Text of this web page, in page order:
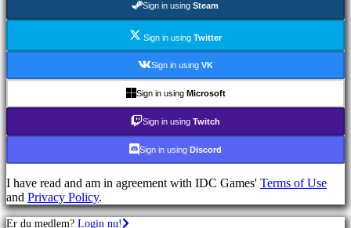
Sportsspil
Racing
Casual
Indie
Simulation
Puzzle
games
Fighting
games
Demoer
Sign in using Steam
Sign in using Twitter
Sign in using VK
Sign in using Microsoft
Sign in using Twitch
Sign in using Discord
I have read and am in agreement with IDC Games' Terms of Use
and Privacy Policy.
Er du medlem? Login nu!